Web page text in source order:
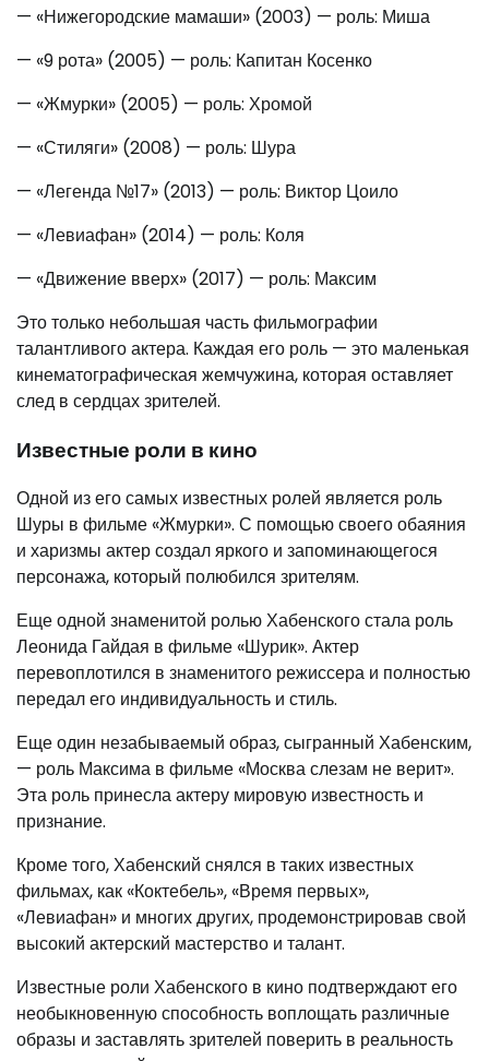
— «Нижегородские мамаши» (2003) — роль: Миша
— «9 рота» (2005) — роль: Капитан Косенко
— «Жмурки» (2005) — роль: Хромой
— «Стиляги» (2008) — роль: Шура
— «Легенда №17» (2013) — роль: Виктор Цоило
— «Левиафан» (2014) — роль: Коля
— «Движение вверх» (2017) — роль: Максим
Это только небольшая часть фильмографии
талантливого актера. Каждая его роль — это маленькая
кинематографическая жемчужина, которая оставляет
след в сердцах зрителей.
Известные роли в кино
Одной из его самых известных ролей является роль
Шуры в фильме «Жмурки». С помощью своего обаяния
и харизмы актер создал яркого и запоминающегося
персонажа, который полюбился зрителям.
Еще одной знаменитой ролью Хабенского стала роль
Леонида Гайдая в фильме «Шурик». Актер
перевоплотился в знаменитого режиссера и полностью
передал его индивидуальность и стиль.
Еще один незабываемый образ, сыгранный Хабенским,
— роль Максима в фильме «Москва слезам не верит».
Эта роль принесла актеру мировую известность и
признание.
Кроме того, Хабенский снялся в таких известных
фильмах, как «Коктебель», «Время первых»,
«Левиафан» и многих других, продемонстрировав свой
высокий актерский мастерство и талант.
Известные роли Хабенского в кино подтверждают его
необыкновенную способность воплощать различные
образы и заставлять зрителей поверить в реальность